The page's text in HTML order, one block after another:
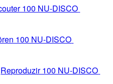
100 NU-DISCO
100 NU-DISCO
Reproduzir 100 NU-DISCO